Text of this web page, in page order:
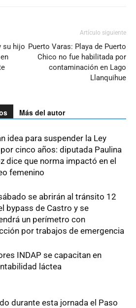
su hijo
Artículo siguiente
Puerto Varas: Playa de Puerto
Chico no fue habilitada por
contaminación en Lago
Llanquihue
Más del autor
idea para suspender la Ley
cinco años: diputada Paulina
dice que norma impactó en el
femenino
se abrirán al tránsito 12
bypass de Castro y se
un perímetro con
por trabajos de emergencia
INDAP se capacitan en
láctea
durante esta jornada el Paso